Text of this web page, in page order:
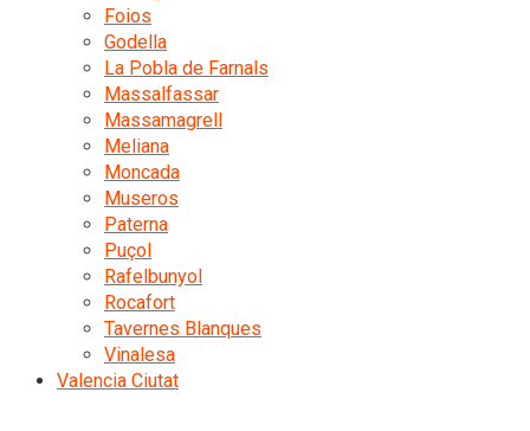
Foios
Godella
La Pobla de Farnals
Massalfassar
Massamagrell
Meliana
Moncada
Museros
Paterna
Puçol
Rafelbunyol
Rocafort
Tavernes Blanques
Vinalesa
Valencia Ciutat